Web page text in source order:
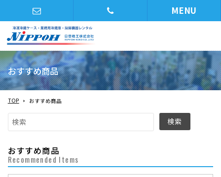
MENU
おすすめ商品
TOP おすすめ商品
おすすめ商品
Recommended Items